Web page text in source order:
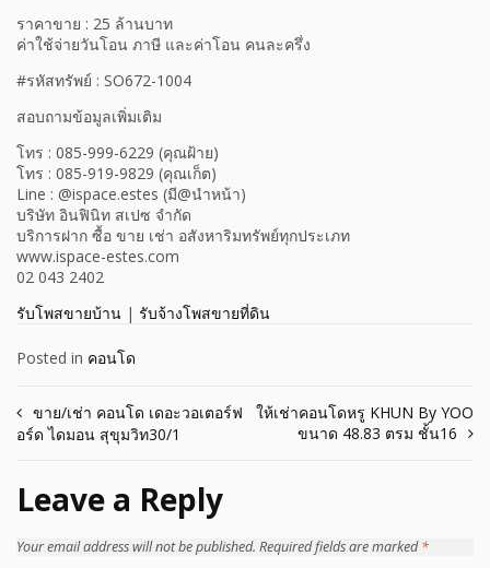
ราคาขาย : 25 ล้านบาท
ค่าใช้จ่ายวันโอน ภาษี และค่าโอน คนละครึ่ง
#รหัสทรัพย์ : SO672-1004
สอบถามข้อมูลเพิ่มเติม
โทร : 085-999-6229 (คุณฝ้าย)
โทร : 085-919-9829 (คุณเก็ต)
Line : @ispace.estes (มี@นำหน้า)
บริษัท อินฟินิท สเปซ จำกัด
บริการฝาก ซื้อ ขาย เช่า อสังหาริมทรัพย์ทุกประเภท
www.ispace-estes.com
02 043 2402
รับโพสขายบ้าน | รับจ้างโพสขายที่ดิน
Posted in คอนโด
Post
navigation
ขาย/เช่า คอนโด เดอะวอเตอร์ฟ
อร์ด ไดมอน สุขุมวิท30/1
ให้เช่าคอนโดหรู KHUN By YOO
ขนาด 48.83 ตรม ชั้น16
Leave a Reply
Your email address will not be published. Required fields are marked*